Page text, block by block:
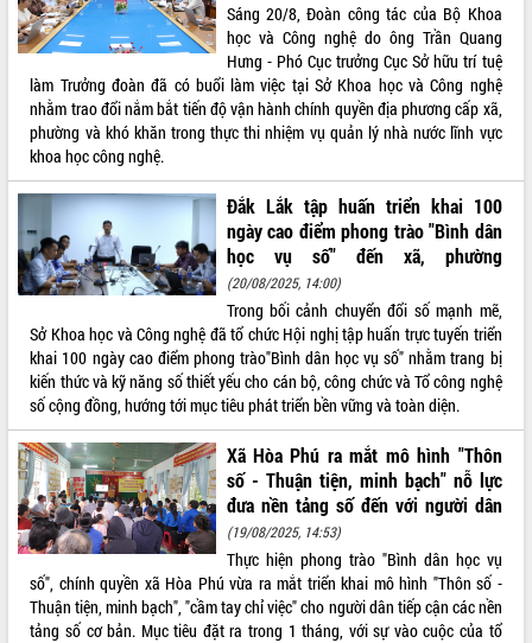
Sáng 20/8, Đoàn công tác của Bộ Khoa
học và Công nghệ do ông Trần Quang
Hưng - Phó Cục trưởng Cục Sở hữu trí tuệ
làm Trưởng đoàn đã có buổi làm việc tại Sở Khoa học và Công nghệ
nhằm trao đổi nắm bắt tiến độ vận hành chính quyền địa phương cấp xã,
phường và khó khăn trong thực thi nhiệm vụ quản lý nhà nước lĩnh vực
khoa học công nghệ.
Đắk Lắk tập huấn triển khai 100
ngày cao điểm phong trào "Bình dân
học vụ số" đến xã, phường
(20/08/2025, 14:00)
Trong bối cảnh chuyển đổi số mạnh mẽ,
Sở Khoa học và Công nghệ đã tổ chức Hội nghị tập huấn trực tuyến triển
khai 100 ngày cao điểm phong trào"Bình dân học vụ số" nhằm trang bị
kiến thức và kỹ năng số thiết yếu cho cán bộ, công chức và Tổ công nghệ
số cộng đồng, hướng tới mục tiêu phát triển bền vững và toàn diện.
Xã Hòa Phú ra mắt mô hình "Thôn
số - Thuận tiện, minh bạch" nỗ lực
đưa nền tảng số đến với người dân
(19/08/2025, 14:53)
Thực hiện phong trào "Bình dân học vụ
số", chính quyền xã Hòa Phú vừa ra mắt triển khai mô hình "Thôn số -
Thuận tiện, minh bạch", "cầm tay chỉ việc" cho người dân tiếp cận các nền
tảng số cơ bản. Mục tiêu đặt ra trong 1 tháng, với sự vào cuộc của tổ